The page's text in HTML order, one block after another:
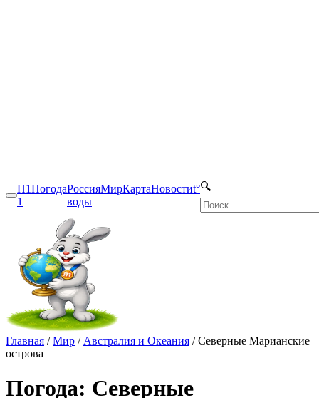
П1Погода
1
РоссияМирКартаНовостиt°
воды
🔍
Главная /Мир / Австралия и Океания / Северные Марианские
острова
Погода: Северные